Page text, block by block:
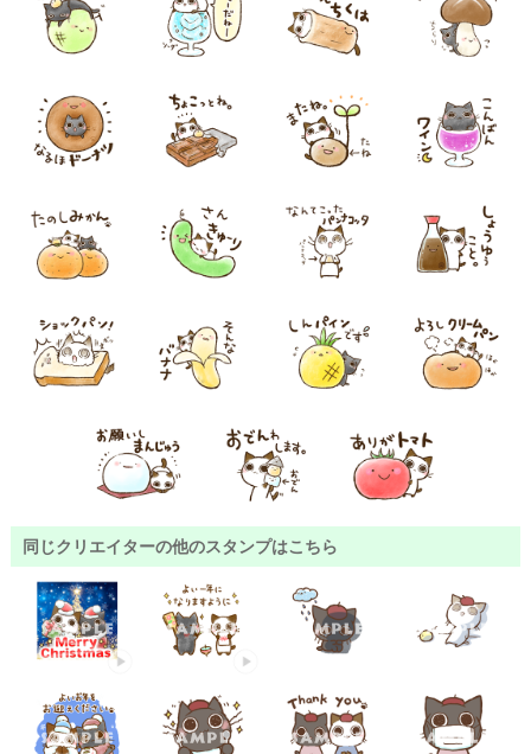
同じクリエイターの他のスタンプはこちら